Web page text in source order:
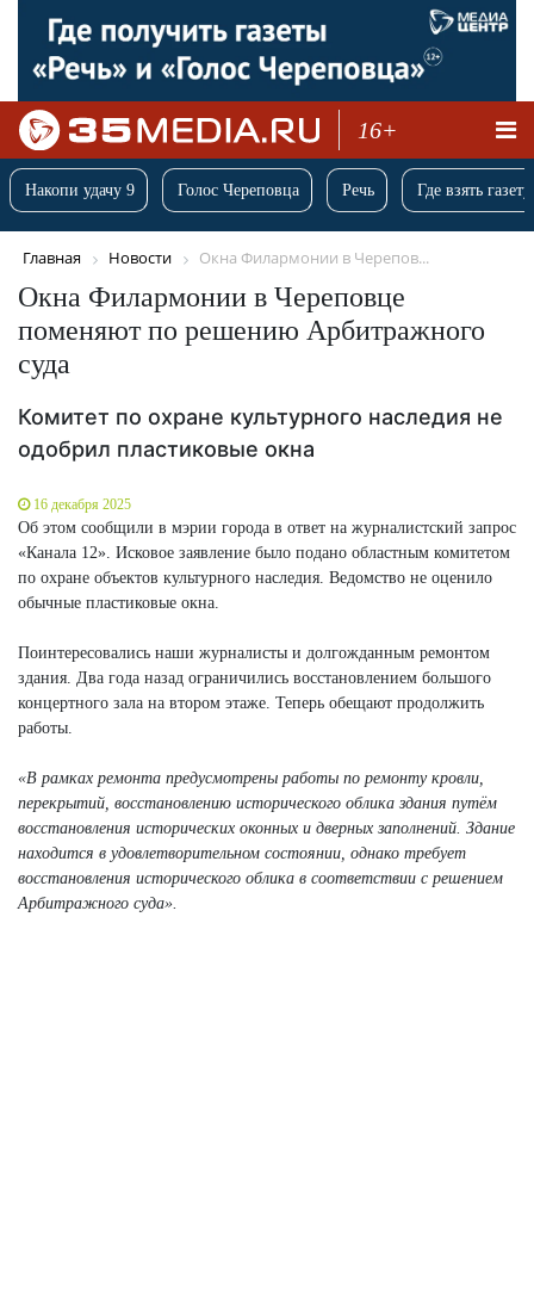
16+
Накопи удачу 9 Голос Череповца Речь Где взять
Главная Новости Окна Филармонии в Черепов...
Окна Филармонии в Череповце
поменяют по решению Арбитражного
суда
Комитет по охране культурного наследия не
одобрил пластиковые окна
16 декабря 2025
Об этом сообщили в мэрии города в ответ на журналистский запрос
«Канала 12». Исковое заявление было подано областным комитетом
по охране объектов культурного наследия. Ведомство не оценило
обычные пластиковые окна.
Поинтересовались наши журналисты и долгожданным ремонтом
здания. Два года назад ограничились восстановлением большого
концертного зала на втором этаже. Теперь обещают продолжить
работы.
«В рамках ремонта предусмотрены работы по ремонту кровли,
перекрытий, восстановлению исторического облика здания путём
восстановления исторических оконных и дверных заполнений. Здание
находится в удовлетворительном состоянии, однако требует
восстановления исторического облика в соответствии с решением
Арбитражного суда».